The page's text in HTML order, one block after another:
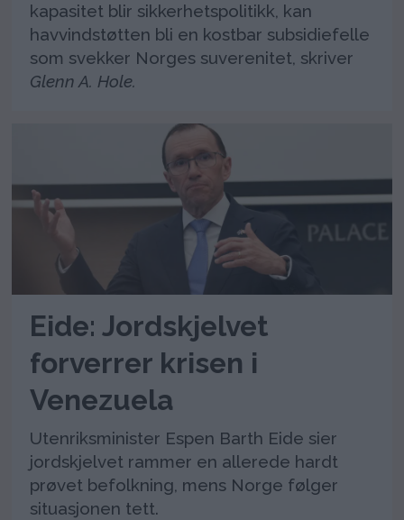
kapasitet blir sikkerhetspolitikk, kan
havvindstøtten bli en kostbar subsidiefelle
som svekker Norges suverenitet, skriver
Glenn A. Hole.
Eide: Jordskjelvet
forverrer krisen i
Venezuela
Utenriksminister Espen Barth Eide sier
jordskjelvet rammer en allerede hardt
prøvet befolkning, mens Norge følger
situasjonen tett.